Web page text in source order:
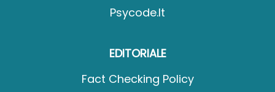
Psycode.it
EDITORIALE
Fact Checking Policy